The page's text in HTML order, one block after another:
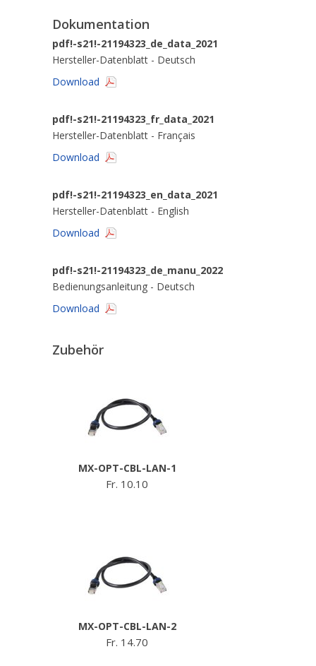
Dokumentation
pdf!-s21!-21194323_de_data_2021
Hersteller-Datenblatt - Deutsch
Download
pdf!-s21!-21194323_fr_data_2021
Hersteller-Datenblatt - Français
Download
pdf!-s21!-21194323_en_data_2021
Hersteller-Datenblatt - English
Download
pdf!-s21!-21194323_de_manu_2022
Bedienungsanleitung - Deutsch
Download
Zubehör
MX-OPT-CBL-LAN-1
Fr. 10.10
MX-OPT-CBL-LAN-2
Fr. 14.70